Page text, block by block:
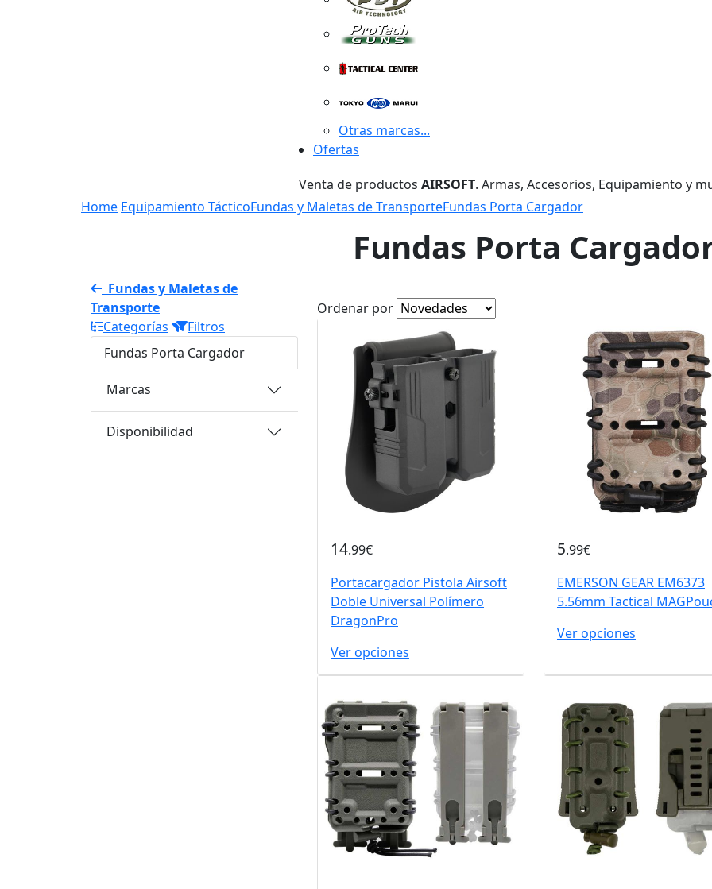
Otras marcas...
Ofertas
Venta de productos AIRSOFT. Armas, Accesorios, Equipamiento y
Home Equipamiento TácticoFundas y Maletas de TransporteFundas Porta Cargador
Fundas Porta
Fundas y Maletas de
Transporte
Categorías
Filtros
Fundas Porta Cargador
Marcas
Disponibilidad
Ordenar por
14.99€
Portacargador Pistola Airsoft
Doble Universal Polímero
DragonPro
Ver opciones
5.99€
EMERSON GEAR EM6373
5.56mm Tactical
Ver opciones